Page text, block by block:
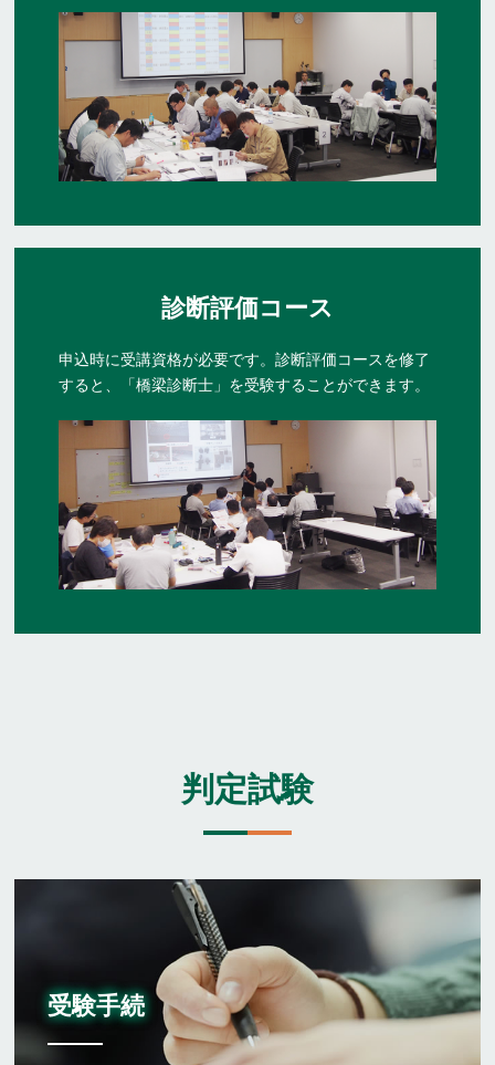
診断評価コース
申込時に受講資格が必要です。診断評価コースを修了
すると、
「橋梁診断士」を受験することができます。
判定試験
受験手続